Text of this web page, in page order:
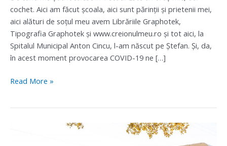
cochet. Aici am făcut școala, aici sunt părinții și prietenii mei,
aici alături de soțul meu avem Librăriile Graphotek,
Tipografia Graphotek și www.creionulmeu.ro și tot aici, la
Spitalul Municipal Anton Cincu, l-am născut pe Ștefan. Și, da,
în acest moment provocarea COVID-19 ne […]
Read More »